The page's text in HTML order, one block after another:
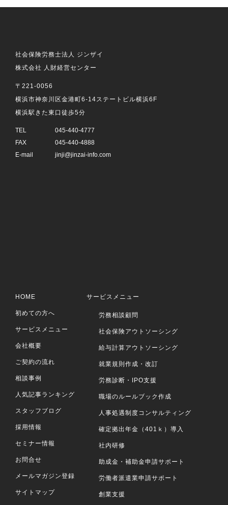
社会保険労務士法人 ジンザイ
株式会社 人財経営センター
〒221-0056
横浜市神奈川区金港町6-14ステートビル横浜6F
横浜駅きた東口徒歩5分
TEL
045-440-4777
FAX
045-440-4888
E-mail
jinji@jinzai-info.com
HOME
初めての方へ
サービスメニュー
会社概要
ご契約の流れ
相談事例
人気記事ランキング
スタッフブログ
採用情報
セミナー情報
お問合せ
メールマガジン登録
サイトマップ
サービスメニュー
労務相談顧問
社会保険アウトソーシング
給与計算アウトソーシング
就業規則作成・改訂
労務診断・IPO支援
職場のルールブック作成
人事処遇制度コンサルティング
確定拠出年金（401ｋ）導入
社内研修
助成金・補助金申請サポート
労働者派遣業申請サポート
創業支援